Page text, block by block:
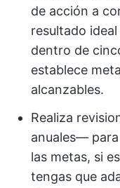
de acción a
resultado
dentro de
establece
alcanzables.
Realiza
anuales—
las metas, si
tengas que